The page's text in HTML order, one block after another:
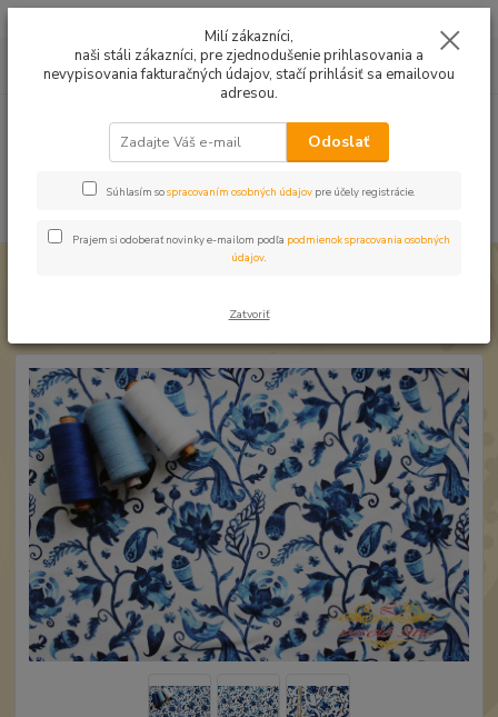
0949224331
9:00 -14:30
za0,00 EUR
Úplet Modrotlač vtáky len 1,19m
Úplet Modrotlač vtáky len 1,19m
Milí zákazníci,
naši stáli zákazníci, pre zjednodušenie prihlasovania a
nevypisovania fakturačných údajov, stačí prihlásiť sa emailovou
adresou.
Odoslať
Súhlasím sospracovaním osobných údajov pre účely registrácie.
Prajem si odoberať novinky e-mailom podľa podmienok spracovania osobných
údajov.
Zatvoriť